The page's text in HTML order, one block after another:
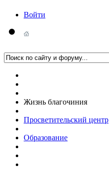
Войти
Жизнь благочиния
Просветительский центр
Образование